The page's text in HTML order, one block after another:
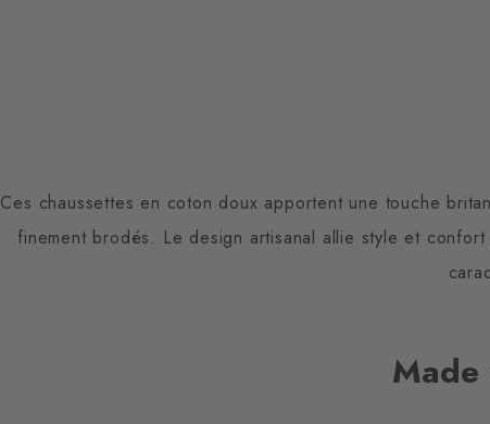
Ces chaussettes en coton doux apportent une touche
finement brodés. Le design artisanal allie style et